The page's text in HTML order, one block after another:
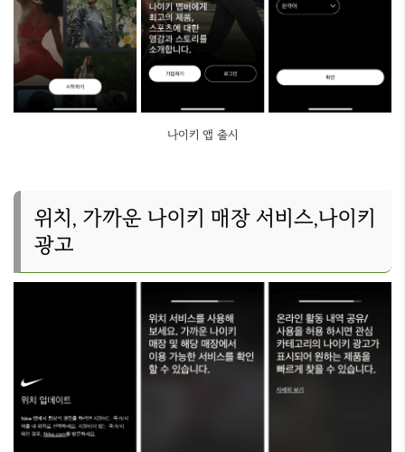
나이키 앱 출시
위치, 가까운 나이키 매장 서비스,나이키
광고